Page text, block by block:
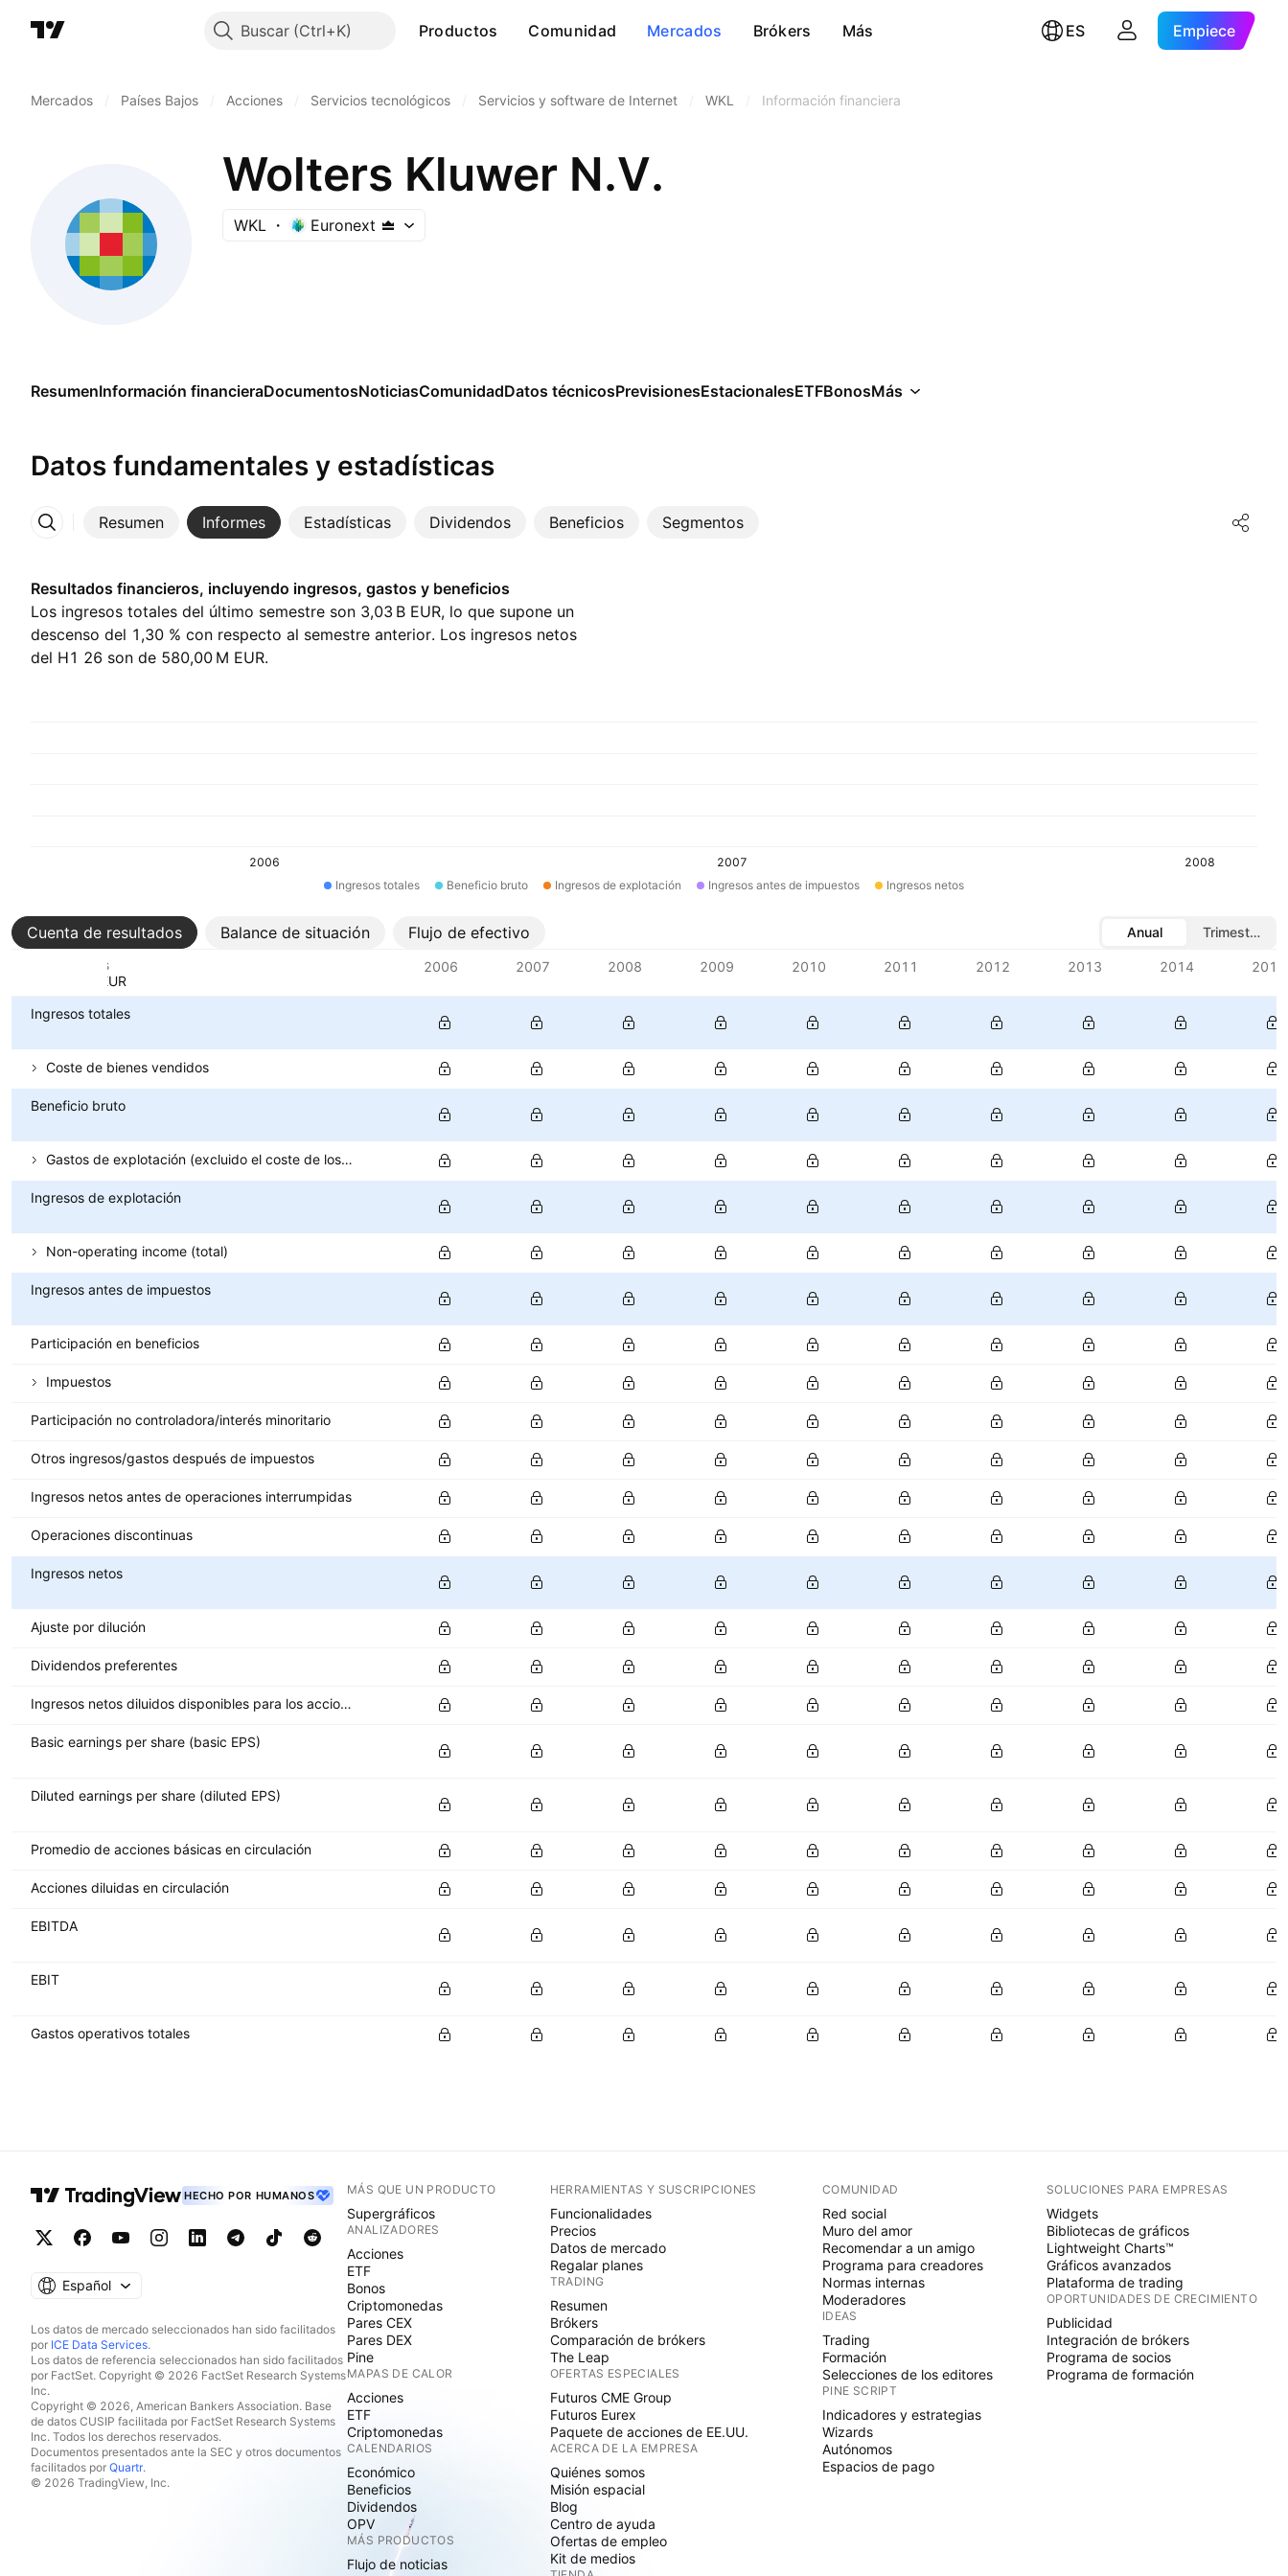
Buscar Productos Comunidad Mercados Brókers Más ES Empiece
Mercados Países Bajos Acciones Servicios tecnológicos Servicios y software de Internet WKL Información financiera
Wolters Kluwer N.V.
WKL Euronext
ResumenInformación financieraDocumentosNoticiasComunidadDatos técnicosPrevisionesEstacionalesETFBonosMás
Datos fundamentales y estadísticas
Resumen Informes Estadísticas Dividendos Beneficios Segmentos
Más
Resultados financieros, incluyendo ingresos, gastos y beneficios
Los ingresos totales del último semestre son ‪3,03 B‬ EUR, lo que supone un
descenso del 1,30 % con respecto al semestre anterior. Los ingresos netos
del H1 26 son de ‪580,00 M‬ EUR.
2006 2007
2008
Ingresos totales
Beneficio bruto Ingresos de explotación Ingresos antes de impuestos Ingresos netos
Cuenta de resultados Balance de situación Flujo de efectivo Anual
Trimestral
Métricas
Divisa: EUR
2006 2007 2008 2009 2010 2011 2012 2013 2014 2015
Ingresos totales
Coste de bienes vendidos
Beneficio bruto
Gastos de explotación (excluido el coste de los bienes vendidos)
Ingresos de explotación
Non-operating income (total)
Ingresos antes de impuestos
Participación en beneficios
Impuestos
Participación no controladora/interés minoritario
Otros ingresos/gastos después de impuestos
Ingresos netos antes de operaciones interrumpidas
Operaciones discontinuas
Ingresos netos
Ajuste por dilución
Dividendos preferentes
Ingresos netos diluidos disponibles para los accionistas ordinarios
Basic earnings per share (basic EPS)
Diluted earnings per share (diluted EPS)
Promedio de acciones básicas en circulación
Acciones diluidas en circulación
EBITDA
EBIT
Gastos operativos totales
HECHO POR HUMANOS
Español
Los datos de mercado seleccionados han sido facilitados
por ICE Data Services.
Los datos de referencia seleccionados han sido facilitados
por FactSet. Copyright © 2026 FactSet Research Systems
Inc.
Copyright © 2026, American Bankers Association. Base
de datos CUSIP facilitada por FactSet Research Systems
Inc. Todos los derechos reservados.
Documentos presentados ante la SEC y otros documentos
facilitados por Quartr.
© 2026 TradingView, Inc.
MÁS QUE UN PRODUCTO
Supergráficos
ANALIZADORES
Acciones
ETF
Bonos
Criptomonedas
Pares CEX
Pares DEX
Pine
MAPAS DE CALOR
Acciones
ETF
Criptomonedas
CALENDARIOS
Económico
Beneficios
Dividendos
OPV
MÁS PRODUCTOS
Flujo de noticias
HERRAMIENTAS Y SUSCRIPCIONES
Funcionalidades
Precios
Datos de mercado
Regalar planes
TRADING
Resumen
Brókers
Comparación de brókers
The Leap
OFERTAS ESPECIALES
Futuros CME Group
Futuros Eurex
Paquete de acciones de EE.UU.
ACERCA DE LA EMPRESA
Quiénes somos
Misión espacial
Blog
Centro de ayuda
Ofertas de empleo
Kit de medios
COMUNIDAD
Red social
Muro del amor
Recomendar a un amigo
Programa para creadores
Normas internas
Moderadores
IDEAS
Trading
Formación
Selecciones de los editores
PINE SCRIPT
Indicadores y estrategias
Wizards
Autónomos
Espacios de pago
SOLUCIONES PARA EMPRESAS
Widgets
Bibliotecas de gráficos
Lightweight Charts™
Gráficos avanzados
Plataforma de trading
OPORTUNIDADES DE CRECIMIENTO
Publicidad
Integración de brókers
Programa de socios
Programa de formación